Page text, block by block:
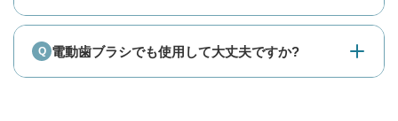
電動歯ブラシでも使用して大丈夫ですか?